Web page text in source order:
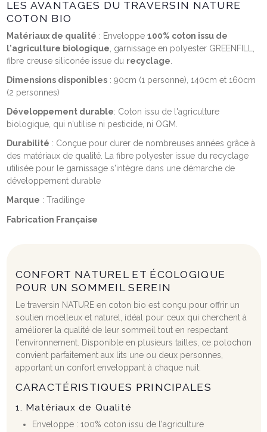
LES AVANTAGES DU TRAVERSIN NATURE
COTON BIO
Matériaux de qualité : Enveloppe 100% coton issu de
l'agriculture biologique , garnissage en polyester GREENFILL,
fibre creuse siliconée issue du recyclage
Dimensions disponibles: 90cm (1 personne), 140cm et 160cm
(2 personnes)
Développement durable: Coton issu de l'agriculture
biologique, qui n'utilise ni pesticide, ni OGM.
Durabilité : Conçue pour durer de nombreuses années grâce à
des matériaux de qualité. La fibre polyester issue du recyclage
utilisée pour le garnissage s'intègre dans une démarche de
développement durable
Marque : Tradilinge
Fabrication Française
CONFORT NATUREL ET ÉCOLOGIQUE
POUR UN SOMMEIL SEREIN
Le traversin NATURE en coton bio est conçu pour offrir un
soutien moelleux et naturel, idéal pour ceux qui cherchent à
améliorer la qualité de leur sommeil tout en respectant
l'environnement. Disponible en plusieurs tailles, ce polochon
convient parfaitement aux lits une ou deux personnes,
apportant un confort enveloppant à chaque nuit.
CARACTÉRISTIQUES PRINCIPALES
1. Matériaux de Qualité
Enveloppe : 100% coton issu de l'agriculture